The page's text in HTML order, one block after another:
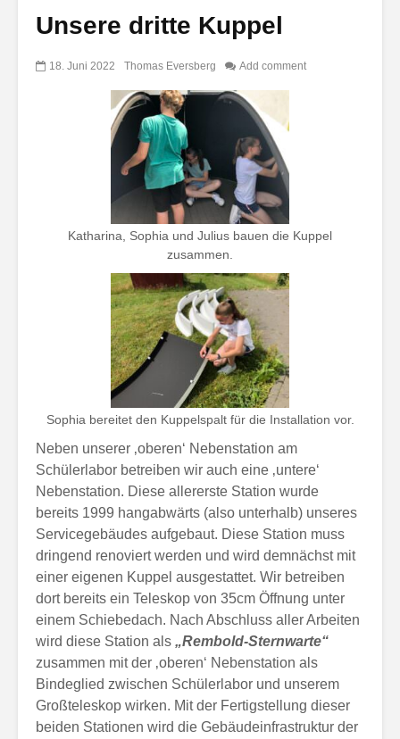
Unsere dritte Kuppel
18. Juni 2022 Thomas Eversberg Add comment
Katharina, Sophia und Julius bauen die Kuppel
zusammen.
Sophia bereitet den Kuppelspalt für die Installation vor.
Neben unserer ‚oberen‘ Nebenstation am
Schülerlabor betreiben wir auch eine ‚untere‘
Nebenstation. Diese allererste Station wurde
bereits 1999 hangabwärts (also unterhalb) unseres
Servicegebäudes aufgebaut. Diese Station muss
dringend renoviert werden und wird demnächst mit
einer eigenen Kuppel ausgestattet. Wir betreiben
dort bereits ein Teleskop von 35cm Öffnung unter
einem Schiebedach. Nach Abschluss aller Arbeiten
wird diese Station als „Rembold-Sternwarte“
zusammen mit der ‚oberen‘ Nebenstation als
Bindeglied zwischen Schülerlabor und unserem
Großteleskop wirken. Mit der Fertigstellung dieser
beiden Stationen wird die Gebäudeinfrastruktur der